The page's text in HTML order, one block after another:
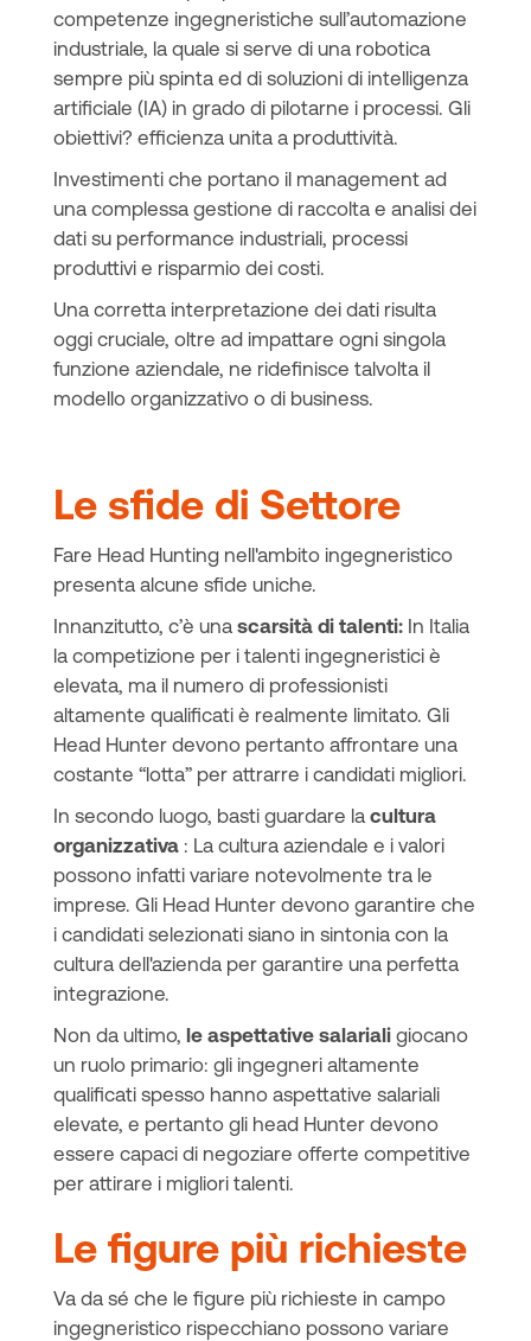
competenze ingegneristiche sull’automazione
industriale, la quale si serve di una robotica
sempre più spinta ed di soluzioni di intelligenza
artificiale (IA) in grado di pilotarne i processi. Gli
obiettivi? efficienza unita a produttività.
Investimenti che portano il management ad
una complessa gestione di raccolta e analisi dei
dati su performance industriali, processi
produttivi e risparmio dei costi.
Una corretta interpretazione dei dati risulta
oggi cruciale, oltre ad impattare ogni singola
funzione aziendale, ne ridefinisce talvolta il
modello organizzativo o di business.
Le sfide di Settore
Fare Head Hunting nell'ambito ingegneristico
presenta alcune sfide uniche.
Innanzitutto, c’è una scarsità di talenti:In Italia
la competizione per i talenti ingegneristici è
elevata, ma il numero di professionisti
altamente qualificati è realmente limitato. Gli
Head Hunter devono pertanto affrontare una
costante “lotta” per attrarre i candidati migliori.
In secondo luogo, basti guardare la cultura
organizzativa: La cultura aziendale e i valori
possono infatti variare notevolmente tra le
imprese. Gli Head Hunter devono garantire che
i candidati selezionati siano in sintonia con la
cultura dell'azienda per garantire una perfetta
integrazione.
Non da ultimo, le aspettative salarialigiocano
un ruolo primario: gli ingegneri altamente
qualificati spesso hanno aspettative salariali
elevate, e pertanto gli head Hunter devono
essere capaci di negoziare offerte competitive
per attirare i migliori talenti.
Le figure più richieste
Va da sé che le figure più richieste in campo
ingegneristico rispecchiano possono variare